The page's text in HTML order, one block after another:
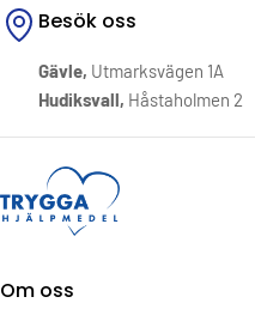
Besök oss
Gävle, Utmarksvägen 1A
Hudiksvall, Håstaholmen 2
Om oss